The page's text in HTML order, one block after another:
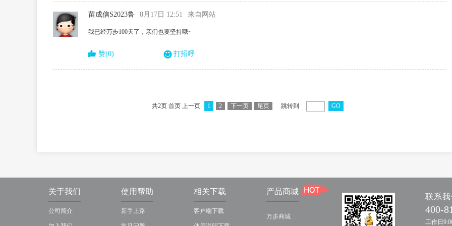
苗成信S2023鲁 8月17日 12:51 来自网站
我已经万步100天了，亲们也要坚持哦~
赞(0) 打招呼
共2页 首页 上一页 1 2 下一页 尾页 跳转到 GO
关于我们
公司简介
使用帮助
新手上路
相关下载
客户端下载
产品商城
万步商城
联系我
400-
工作日